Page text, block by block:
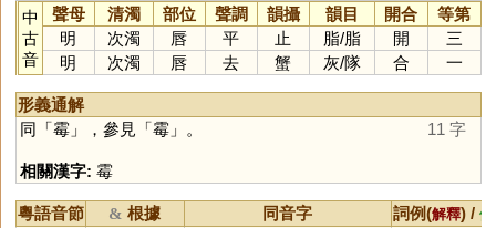
中
古
音
聲母 清濁 部位 聲調 韻攝 韻目 開合
等第
明
次濁 唇 平 止 脂/脂 開
三
明
次濁 唇 去 蟹 灰/隊 合 一
形義通解
同「霉」，參見「霉」。 11 字
相關漢字: 霉
粵語音節 & 根據 同音字 詞例(解釋) /